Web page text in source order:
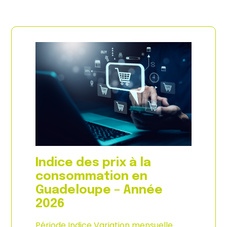
Indice des prix à la
consommation en
Guadeloupe – Année
2026